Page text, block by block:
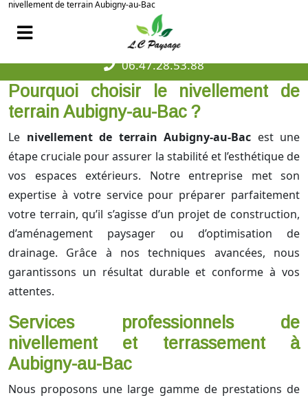
nivellement de terrain Aubigny-au-Bac
06.47.28.53.88
Pourquoi choisir le nivellement de
terrain Aubigny-au-Bac ?
Le nivellement de terrain Aubigny-au-Bac est une
étape cruciale pour assurer la stabilité et l’esthétique de
vos espaces extérieurs. Notre entreprise met son
expertise à votre service pour préparer parfaitement
votre terrain, qu’il s’agisse d’un projet de construction,
d’aménagement paysager ou d’optimisation de
drainage. Grâce à nos techniques avancées, nous
garantissons un résultat durable et conforme à vos
attentes.
Services professionnels de
nivellement et terrassement à
Aubigny-au-Bac
Nous proposons une large gamme de prestations de